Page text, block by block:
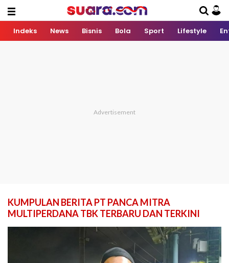
Indeks News Bisnis Bola Sport Lifestyle
KUMPULAN BERITA PT PANCA MITRA
MULTIPERDANA TBK TERBARU DAN TERKINI